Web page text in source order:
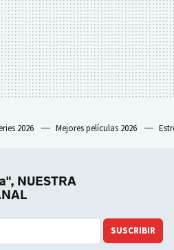
2026 Mejores películas 2026
NUESTRA
SUSCRIBIR